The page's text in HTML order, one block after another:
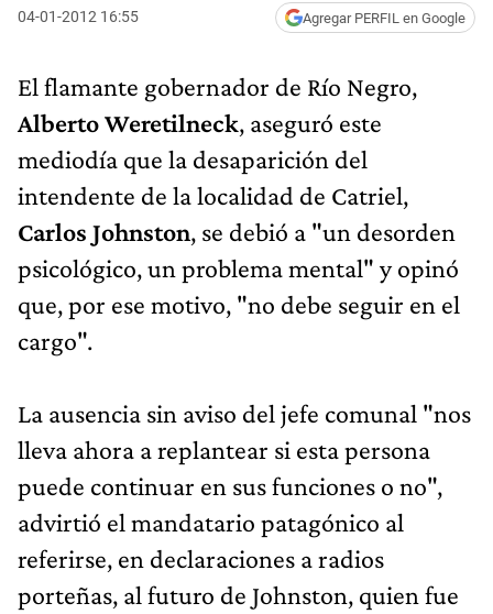
04-01-2012 16:55 Agregar PERFIL en Google
El flamante gobernador de Río Negro,
Alberto Weretilneck, aseguró este
mediodía que la desaparición del
intendente de la localidad de Catriel,
Carlos Johnston, se debió a "un desorden
psicológico, un problema mental" y opinó
que, por ese motivo, "no debe seguir en el
cargo".
La ausencia sin aviso del jefe comunal "nos
lleva ahora a replantear si esta persona
puede continuar en sus funciones o no",
advirtió el mandatario patagónico al
referirse, en declaraciones a radios
porteñas, al futuro de Johnston, quien fue